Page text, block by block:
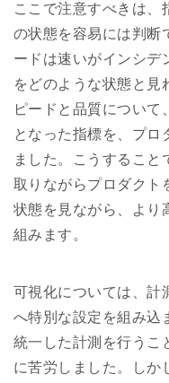
ここで注意すべきは、
の状態を容易には判断
ードは速いがインシデ
をどのような状態と見
ピードと品質について
となった指標を、プロ
ました。こうすること
取りながらプロダクト
状態を見ながら、より
組みます。
可視化については、計
へ特別な設定を組み込
統一した計測を行うこ
に苦労しました。しか